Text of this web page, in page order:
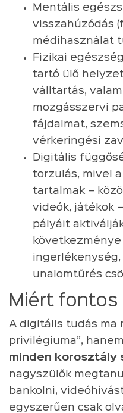
Mentális
visszahúzódás
médihasználat
Fizikai
tartó ülő
válltartás,
mozgásszervi
fájdalmat,
vérkeringési
Digitális
torzulás, mivel
tartalmak –
videók, játékok
pályáit
unalomtűrés
Miért
A digitális tudás ma
privilégiuma”, hanem
minden korosztály
nagyszülők
bankolni,
egyszerűen csak